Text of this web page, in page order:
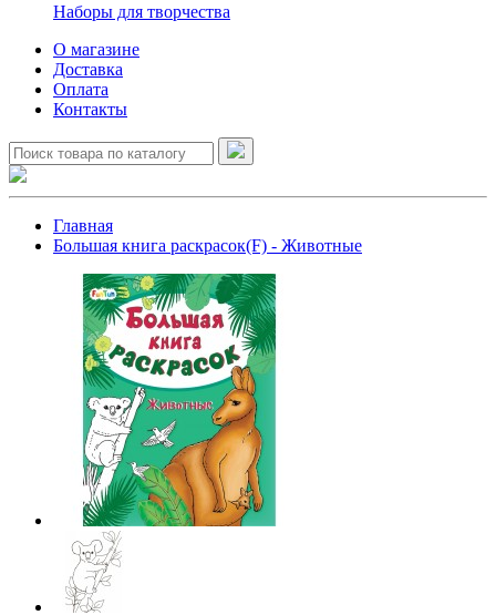
Наборы для творчества
О магазине
Доставка
Оплата
Контакты
Главная
Большая книга раскрасок(F) - Животные